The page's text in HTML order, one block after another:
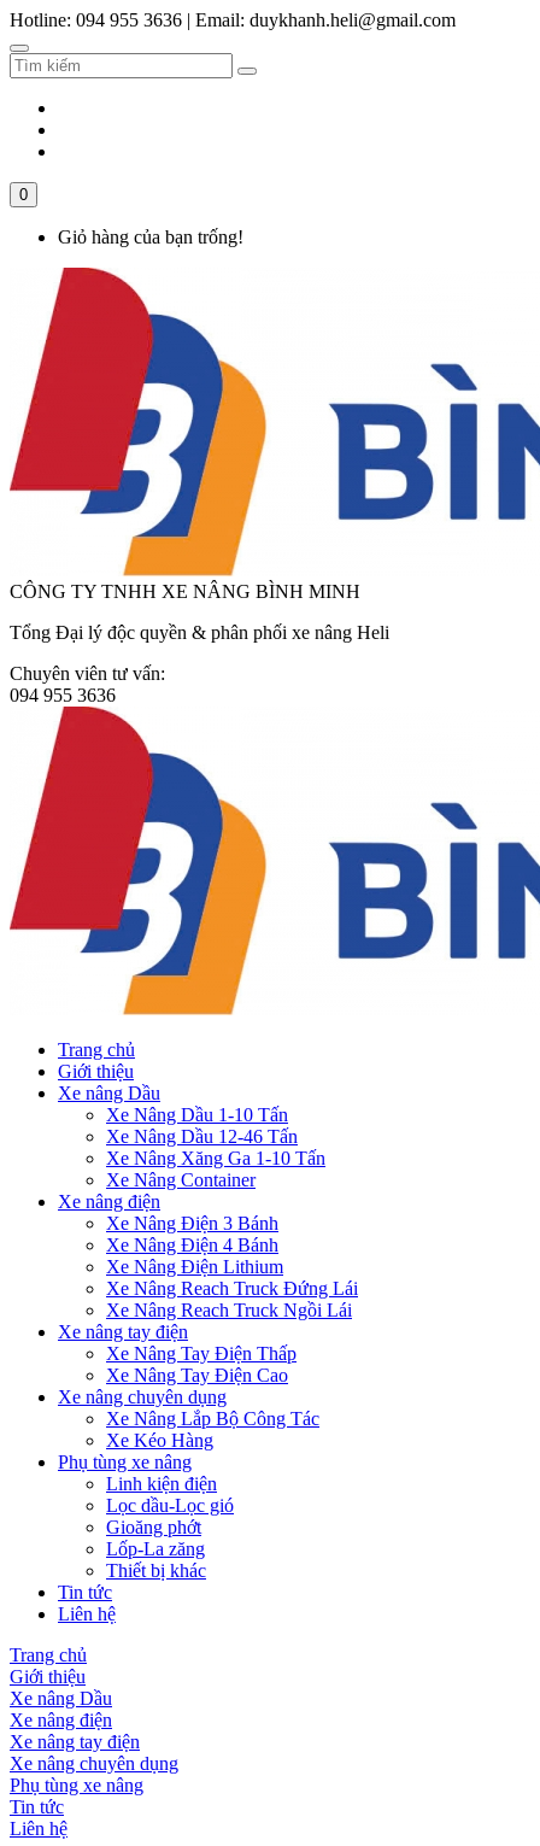
Hotline: 094 955 3636 | Email: duykhanh.heli@gmail.com
0
Giỏ hàng của bạn trống!
CÔNG TY TNHH XE NÂNG BÌNH MINH
Tổng Đại lý độc quyền & phân phối xe nâng Heli
Chuyên viên tư vấn:
094 955 3636
Trang chủ
Giới thiệu
Xe nâng Dầu
Xe Nâng Dầu 1-10 Tấn
Xe Nâng Dầu 12-46 Tấn
Xe Nâng Xăng Ga 1-10 Tấn
Xe Nâng Container
Xe nâng điện
Xe Nâng Điện 3 Bánh
Xe Nâng Điện 4 Bánh
Xe Nâng Điện Lithium
Xe Nâng Reach Truck Đứng Lái
Xe Nâng Reach Truck Ngồi Lái
Xe nâng tay điện
Xe Nâng Tay Điện Thấp
Xe Nâng Tay Điện Cao
Xe nâng chuyên dụng
Xe Nâng Lắp Bộ Công Tác
Xe Kéo Hàng
Phụ tùng xe nâng
Linh kiện điện
Lọc dầu-Lọc gió
Gioăng phớt
Lốp-La zăng
Thiết bị khác
Tin tức
Liên hệ
Trang chủ
Giới thiệu
Xe nâng Dầu
Xe nâng điện
Xe nâng tay điện
Xe nâng chuyên dụng
Phụ tùng xe nâng
Tin tức
Liên hệ